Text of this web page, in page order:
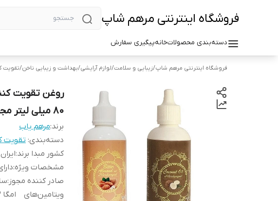
فروشگاه اینترنتی مرهم شاپ
دسته‌بندی محصولاتخانهپیگیری سفارش
فروشگاه اینترنتی مرهم شاپ/زیبایی و سلامت/لوازم آرایشی/بهداشت و زیبایی ناخن/تقویت
روغن تقویت
80 میلی لیتر مجموعه 2 عددی
برند:مرهم یاب
دسته‌بندی: تقویت
کشور مبدا برند:ایران
مشخصات ویژه:
صادر کننده مجوز :
ویتامین‌های